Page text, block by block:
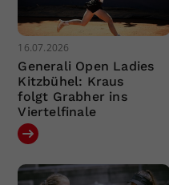
16.07.2026
Generali Open Ladies
Kitzbühel: Kraus
folgt Grabher ins
Viertelfinale